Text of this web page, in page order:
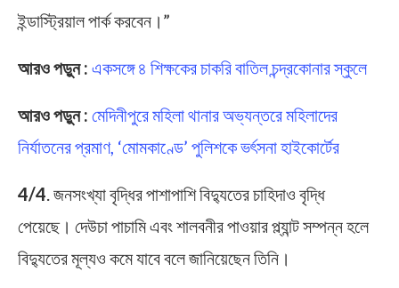
ইন্ডাস্ট্রিয়াল পার্ক করবেন।”
আরও পড়ুন : একসঙ্গে ৪ শিক্ষকের চাকরি বাতিল চন্দ্রকোনার স্কুলে
আরও পড়ুন : মেদিনীপুরে মহিলা থানার অভ্যন্তরে মহিলাদের
নির্যাতনের প্রমাণ, ‘মোমকাণ্ডে’ পুলিশকে ভর্ৎসনা হাইকোর্টের
4/4. জনসংখ্যা বৃদ্ধির পাশাপাশি বিদ্যুতের চাহিদাও বৃদ্ধি
পেয়েছে। দেউচা পাচামি এবং শালবনীর পাওয়ার প্ল্যান্ট সম্পন্ন হলে
বিদ্যুতের মূল্যও কমে যাবে বলে জানিয়েছেন তিনি।